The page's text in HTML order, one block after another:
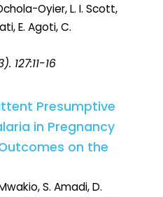
Oyier, L. I. Scott,
E. Agoti, C.
127:11-16
Presumptive
in Pregnancy
on the
S. Amadi, D.